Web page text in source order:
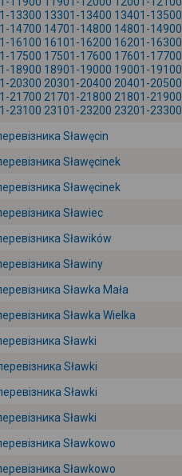
13300 13301-13400 13401-13500
14700 14701-14800 14801-14900
16100 16101-16200 16201-16300
17500 17501-17600 17601-17700
18900 18901-19000 19001-19100
20300 20301-20400 20401-20500
21700 21701-21800 21801-21900
23100 23101-23200 23201-23300
Sławęcin
Sławęcinek
Sławęcinek
Sławiec
Sławików
Sławiny
Sławka Mała
Sławka Wielka
Sławki
Sławki
Sławki
Sławki
Sławkowo
Sławkowo